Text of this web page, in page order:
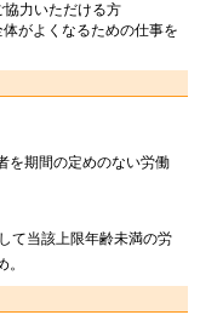
力いただける方
がよくなるための仕事を
を期間の定めのない労働
て当該上限年齢未満の労